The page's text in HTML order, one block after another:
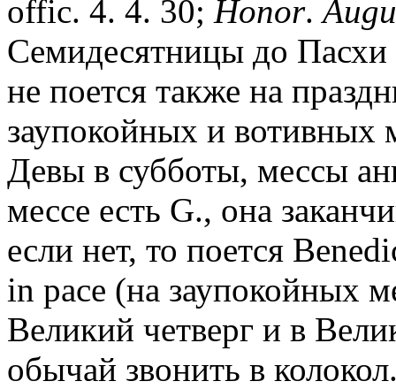
offic. 4. 4. 30; Honor.
Семидесятницы до Пасхи
не поется также на
заупокойных и вотивных
Девы в субботы, мессы
мессе есть G., она
если нет, то поется
in pace (на заупокойных
Великий четверг и в
обычай звонить в